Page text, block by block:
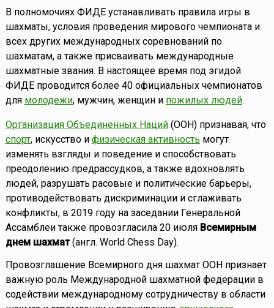
В полномочиях ФИДЕ устанавливать правила игры в
шахматы, условия проведения мирового чемпионата и
всех других международных соревнований по
шахматам, а также присваивать международные
шахматные звания. В настоящее время под эгидой
ФИДЕ проводится более 40 официальных чемпионатов
для молодежи, мужчин, женщин и пожилых людей.
Организация Объединенных Наций(ООН) признавая, что
спорт, искусство и физическая активность могут
изменять взгляды и поведение и способствовать
преодолению предрассудков, а также вдохновлять
людей, разрушать расовые и политические барьеры,
противодействовать дискриминации и сглаживать
конфликты, в 2019 году на заседании Генеральной
Ассамблеи также провозгласила 20 июля Всемирным
днем шахмат(англ. World Chess Day).
Провозглашение Всемирного дня шахмат ООН признает
важную роль Международной шахматной федерации в
содействии международному сотрудничеству в области